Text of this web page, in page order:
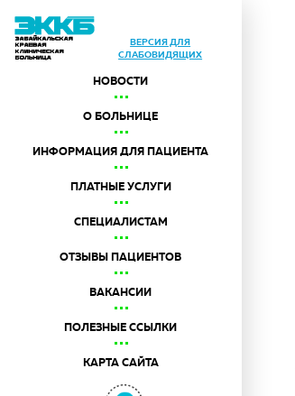
ВЕРСИЯ ДЛЯ
СЛАБОВИДЯЩИХ
НОВОСТИ
О БОЛЬНИЦЕ
ИНФОРМАЦИЯ ДЛЯ ПАЦИЕНТА
ПЛАТНЫЕ УСЛУГИ
СПЕЦИАЛИСТАМ
ОТЗЫВЫ ПАЦИЕНТОВ
ВАКАНСИИ
ПОЛЕЗНЫЕ ССЫЛКИ
КАРТА САЙТА